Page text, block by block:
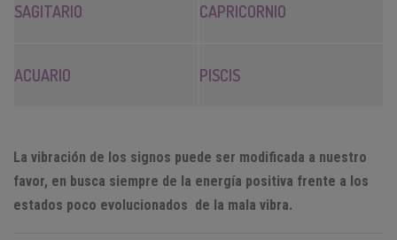
SAGITARIO CAPRICORNIO
ACUARIO PISCIS
La vibración de los signos puede ser modificada a nuestro
favor, en busca siempre de la energía positiva frente a los
estados poco evolucionados de la mala vibra.